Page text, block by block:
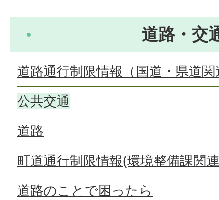
道路・交
道路通行制限情報（国道・県道関
公共交通
道路
町道通行制限情報(環境整備課関
道路のことで困ったら